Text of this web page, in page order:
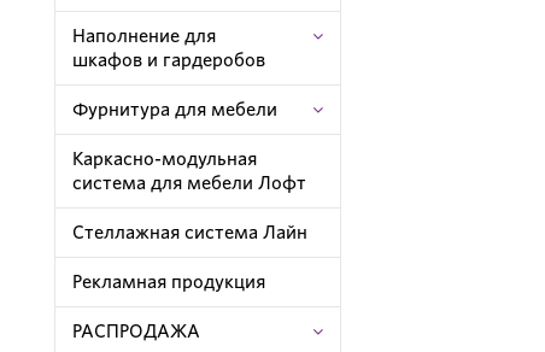
Наполнение для
шкафов и гардеробов
Фурнитура для мебели
Каркасно-модульная
система для мебели Лофт
Стеллажная система Лайн
Рекламная продукция
РАСПРОДАЖА